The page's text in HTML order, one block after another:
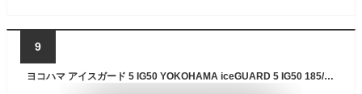
9
ヨコハマ アイスガード 5 IG50 YOKOHAMA iceGUARD 5 IG50 185/60R14 82Q ポロ 純正スチール〈キャップ無〉 6Jx14 +43 5/100 ブラック(黒色)系 ポロ